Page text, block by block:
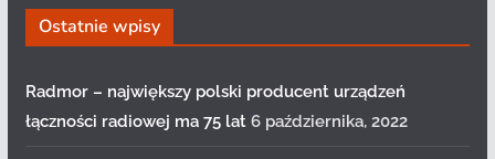
Ostatnie wpisy
Radmor – największy polski producent urządzeń
łączności radiowej ma 75 lat 6 października, 2022